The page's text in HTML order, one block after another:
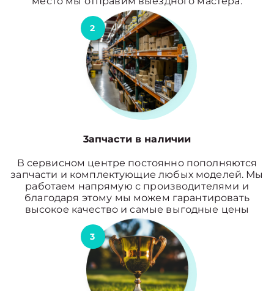
2
3апчасти в наличии
В сервисном центре постоянно пополняются
запчасти и комплектующие любых моделей. Мы
работаем напрямую с производителями и
благодаря этому мы можем гарантировать
высокое качество и самые выгодные цены
3